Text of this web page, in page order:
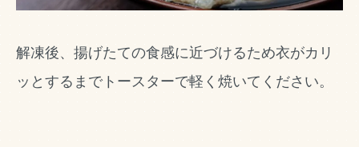
解凍後、揚げたての食感に近づけるため衣がカリ
ッとするまでトースターで軽く焼いてください。